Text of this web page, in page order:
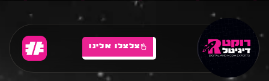
צלצלו אלינו